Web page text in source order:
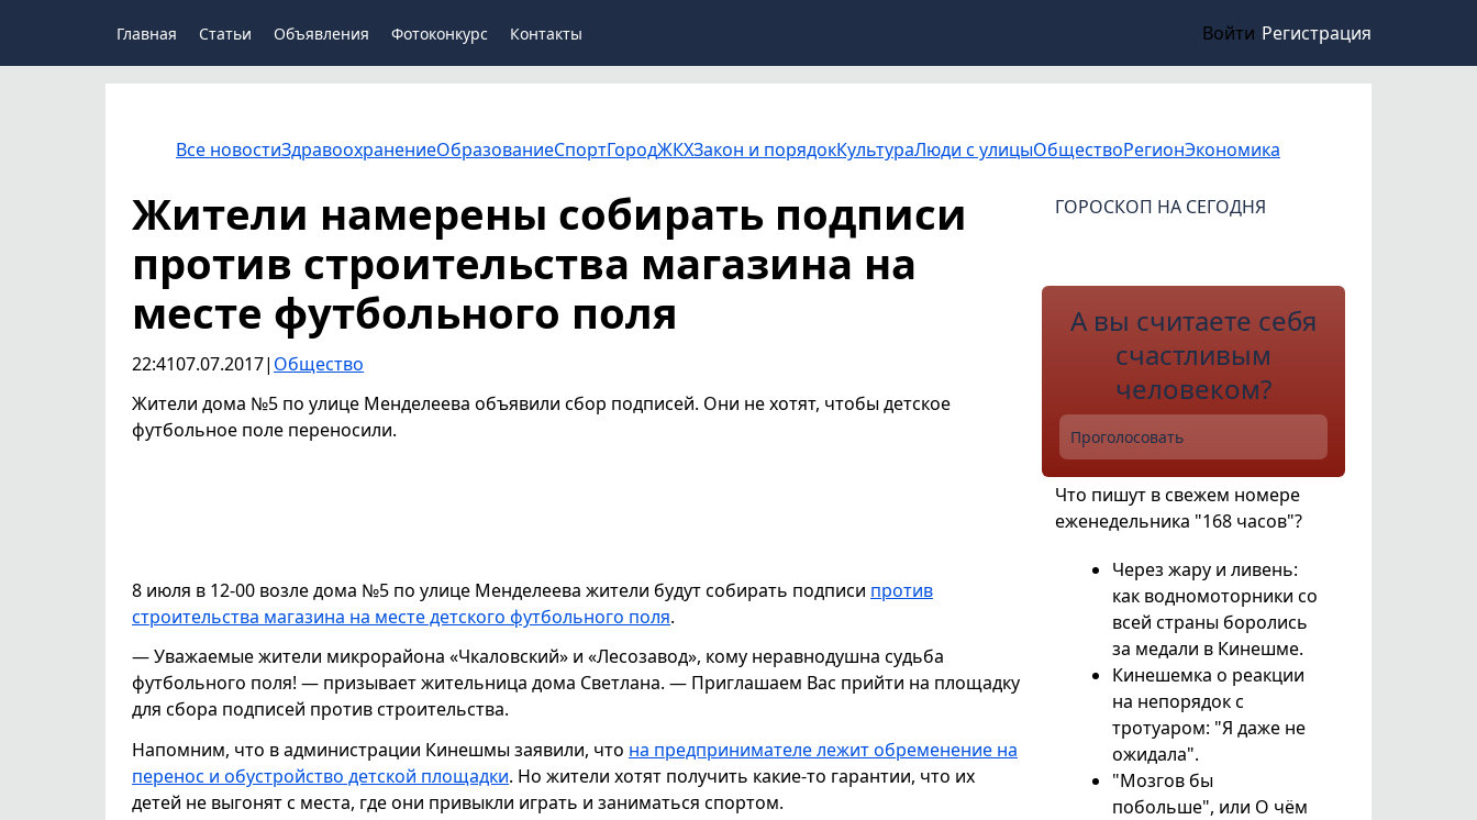
Главная Статьи Объявления Фотоконкурс Контакты Войти Регистрация
Все новостиЗдравоохранениеОбразованиеСпортГородЖКХЗакон и порядокКультураЛюди с улицыОбществоРегионЭкономика
Жители намерены собирать подписи
против строительства магазина на
месте футбольного поля
22:4107.07.2017| Общество
Жители дома №5 по улице Менделеева объявили сбор подписей. Они не хотят, чтобы детское
футбольное поле переносили.
8 июля в 12-00 возле дома №5 по улице Менделеева жители будут собирать подписи против
строительства магазина на месте детского футбольного поля.
— Уважаемые жители микрорайона «Чкаловский» и «Лесозавод», кому неравнодушна судьба
футбольного поля! — призывает жительница дома Светлана. — Приглашаем Вас прийти на площадку
для сбора подписей против строительства.
Напомним, что в администрации Кинешмы заявили, что на предпринимателе лежит обременение на
перенос и обустройство детской площадки. Но жители хотят получить какие-то гарантии, что их
детей не выгонят с места, где они привыкли играть и заниматься спортом.
ГОРОСКОП НА СЕГОДНЯ
А вы считаете себя
счастливым
человеком?
Проголосовать
Что пишут в свежем номере
еженедельника "168 часов"?
Через жару и ливень:
как водномоторники со
всей страны боролись
за медали в Кинешме.
Кинешемка о реакции
на непорядок с
тротуаром: "Я даже не
ожидала".
"Мозгов бы
побольше", или О чём